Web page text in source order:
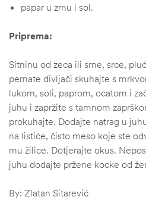
papar u zrnu i sol.
Priprema:
Sitninu od zeca ili srne, srce,
pernate divljači skuhajte s
lukom, soli, paprom, ocatom i
juhu i zapržite s tamnom
prokuhajte. Dodajte natrag u
na listiće, čisto meso koje ste
mu žilice. Dotjerajte okus.
juhu dodajte pržene kocke od
By: Zlatan Sitarević